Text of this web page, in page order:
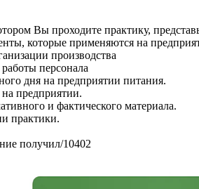
Вы проходите практику,
которые применяются на
производства
персонала
дня на предприятии питания.
предприятии.
и фактического материала.
практики.
получил/10402